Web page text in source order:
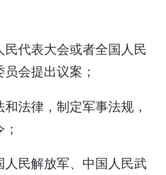
民代表大会或者全国人民
会提出议案；
和法律，制定军事法规，
人民解放军、中国人民武